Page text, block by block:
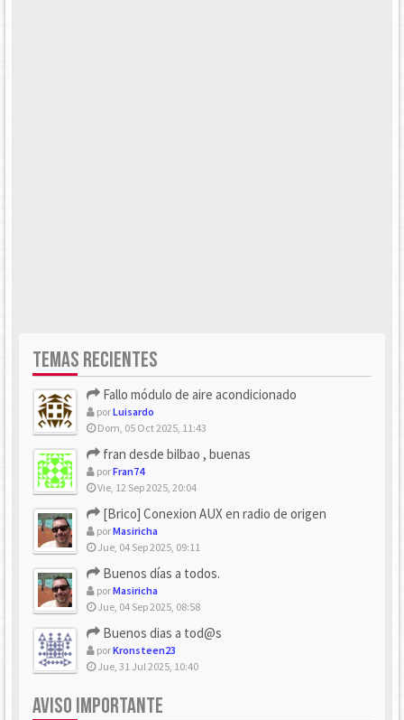
TEMAS RECIENTES
Fallo módulo de aire acondicionado
porLuisardo
Dom, 05 Oct 2025, 11:43
fran desde bilbao , buenas
porFran74
Vie, 12 Sep 2025, 20:04
[Brico] Conexion AUX en radio de origen
porMasiricha
Jue, 04 Sep 2025, 09:11
Buenos días a todos.
porMasiricha
Jue, 04 Sep 2025, 08:58
Buenos dias a tod@s
porKronsteen23
Jue, 31 Jul 2025, 10:40
AVISO IMPORTANTE